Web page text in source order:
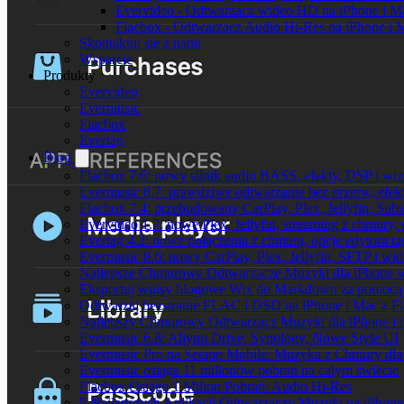
Evervideo - Odtwarzacz wideo HD na iPhone i
Flacbox - Odtwarzacz Audio Hi-Res na iPhone i
Skontaktuj się z nami
Wsparcie
Produkty
Evervideo
Evermusic
Flacbox
Evertag
Blog
Flacbox 7.6: nowy silnik audio BASS, efekty, DSP i
Evermusic 8.7: prawdziwe odtwarzanie bez przerw,
Flacbox 7.4: przebudowany CarPlay, Plex, Jellyfin,
Evervideo 1.7: nowe Plex, Jellyfin, streaming z chmury,
Evertag 4.2: nowe połączenia z chmurą, opcje edytora
Evermusic 8.6: nowy CarPlay, Plex, Jellyfin, SFTP i
Najlepsze Chmurowe Odtwarzacze Muzyki dla iPhone
Eksportuj wpisy blogowe Wix do Markdown za
Odtwarzaj bezstratne FLAC i DSD na iPhone i Mac z
Najlepszy Chmurowy Odtwarzacz Muzyki dla iPhone i
Evermusic 6.8: Aliyun Drive, Synology, Nowe Style UI
Evermusic Pro na Setapp Mobile: Muzyka z Chmury
Evermusic osiąga 11 milionów pobrań na całym świecie
Flacbox Osiąga 1 Milion Pobrań: Audio Hi-Res